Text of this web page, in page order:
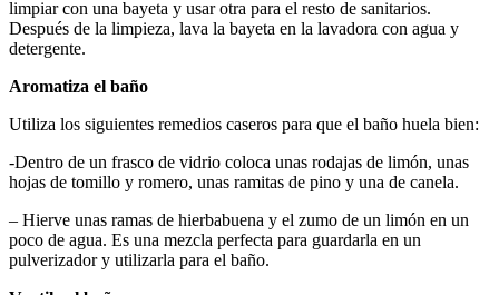
limpiar con una bayeta y usar otra para el resto de sanitarios.
Después de la limpieza, lava la bayeta en la lavadora con agua y
detergente.
Aromatiza el baño
Utiliza los siguientes remedios caseros para que el baño huela bien:
-Dentro de un frasco de vidrio coloca unas rodajas de limón, unas
hojas de tomillo y romero, unas ramitas de pino y una de canela.
– Hierve unas ramas de hierbabuena y el zumo de un limón en un
poco de agua. Es una mezcla perfecta para guardarla en un
pulverizador y utilizarla para el baño.